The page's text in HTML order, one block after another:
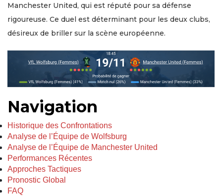
Manchester United, qui est réputé pour sa défense
rigoureuse. Ce duel est déterminant pour les deux clubs,
désireux de briller sur la scène européenne.
Navigation
Historique des Confrontations
Analyse de l’Équipe de Wolfsburg
Analyse de l’Équipe de Manchester United
Performances Récentes
Approches Tactiques
Pronostic Global
FAQ